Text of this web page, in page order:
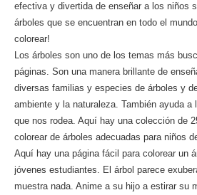
efectiva y divertida de enseñar a los niños
árboles que se encuentran en todo el
colorear!
Los árboles son uno de los temas más
páginas. Son una manera brillante de
diversas familias y especies de árboles y
ambiente y la naturaleza. También ayuda
que nos rodea. Aquí hay una colección de
colorear de árboles adecuadas para niños
Aquí hay una página fácil para colorear un
jóvenes estudiantes. El árbol parece
muestra nada. Anime a su hijo a estirar su